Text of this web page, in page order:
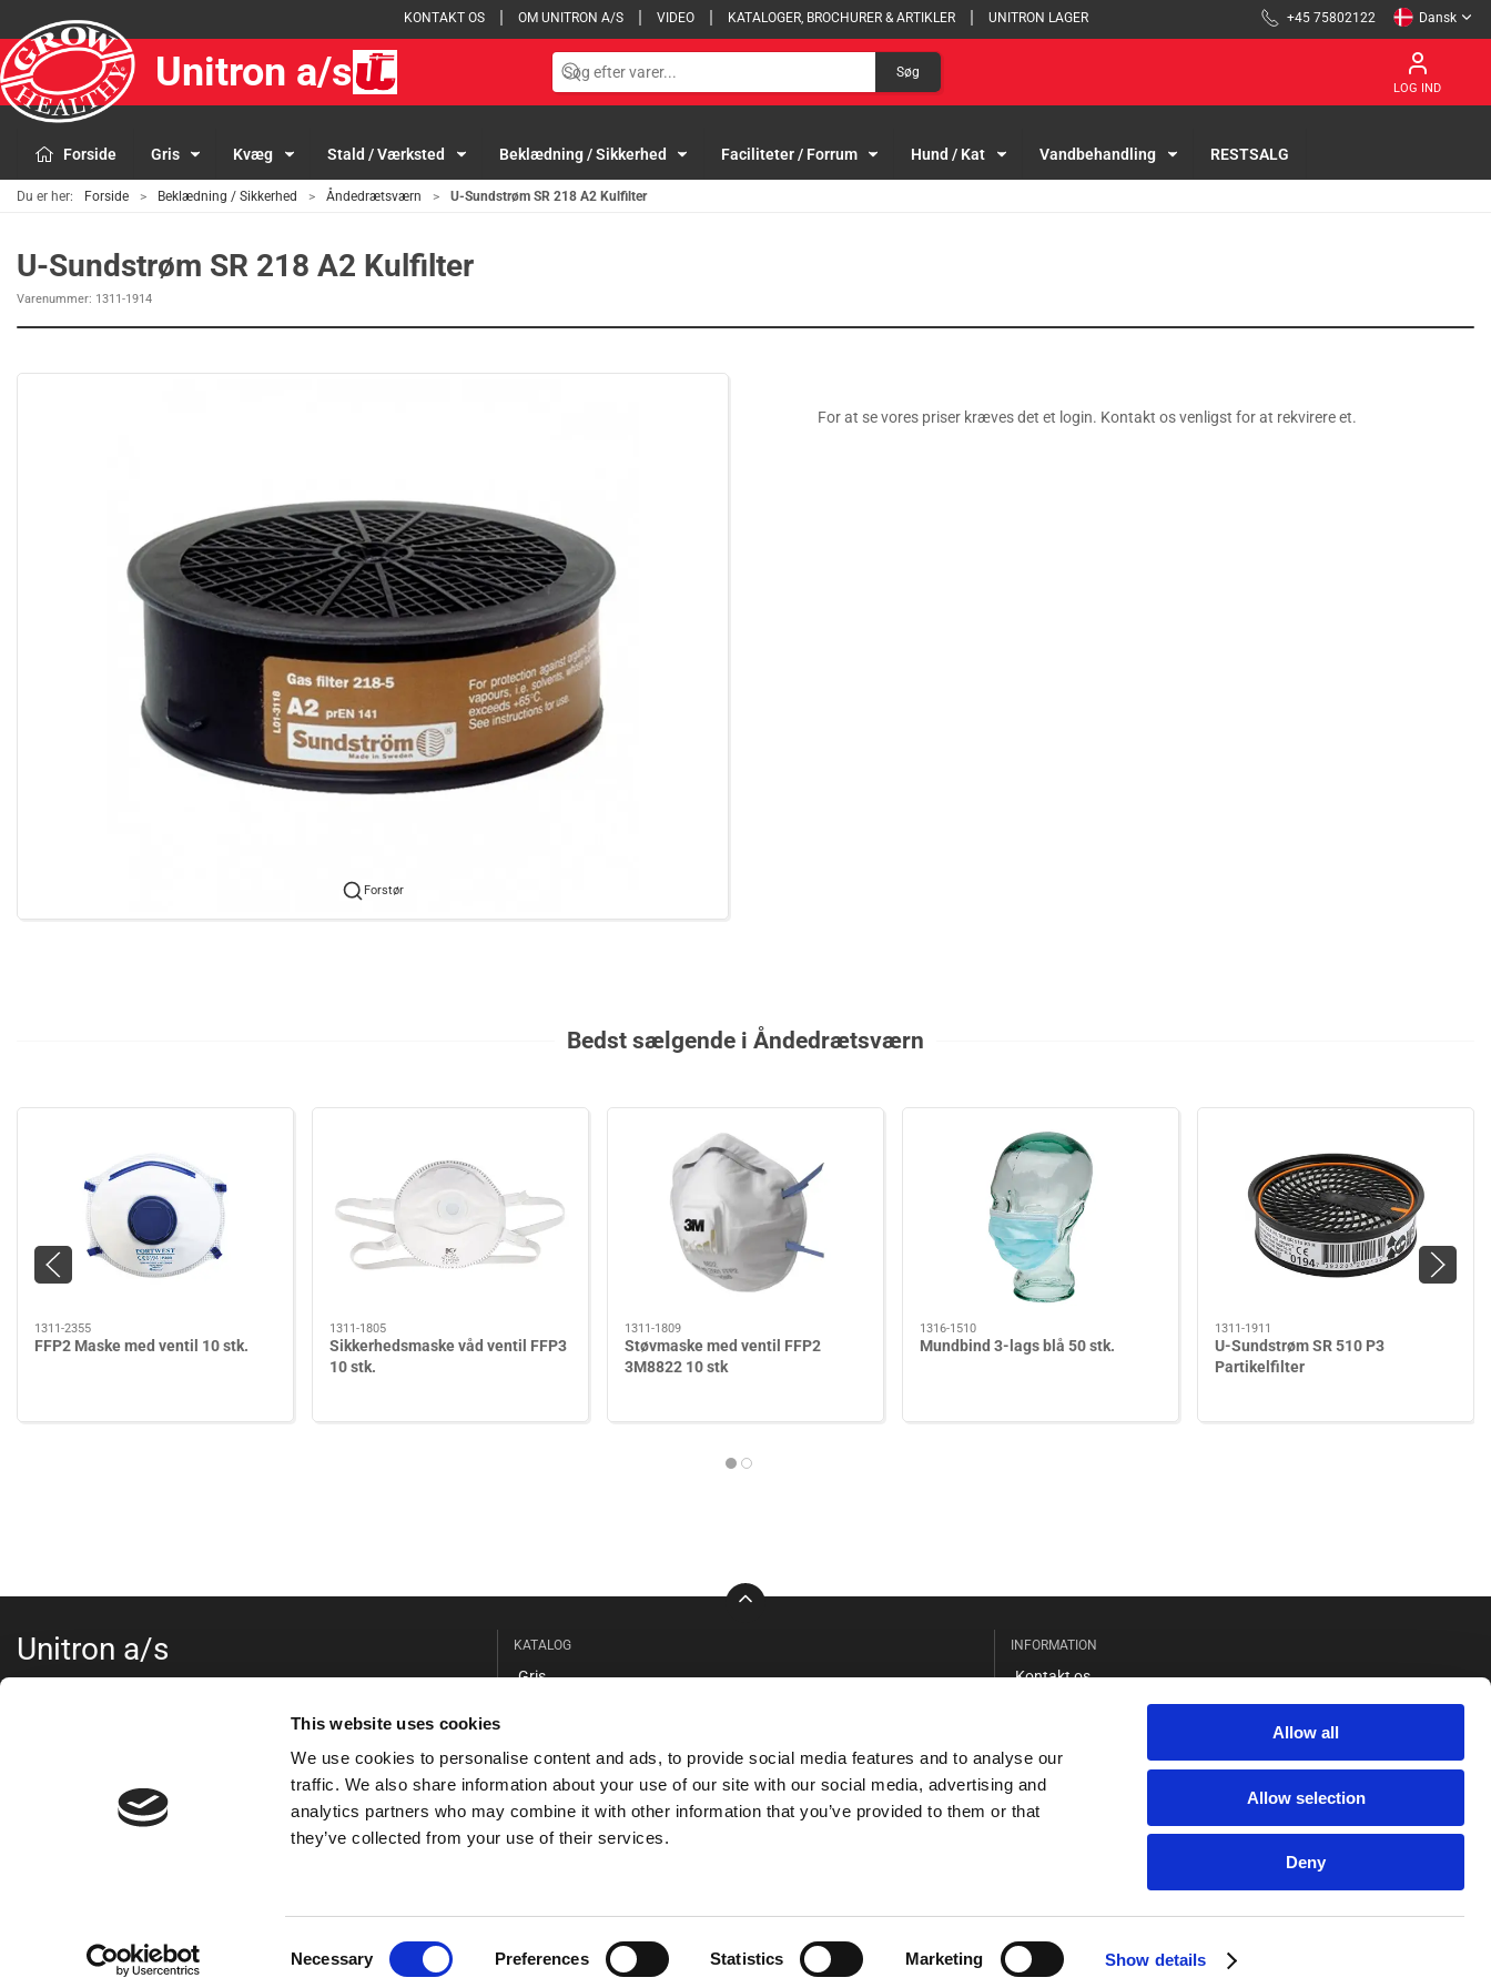
This website uses cookies
We use cookies to personalise content and ads, to provide social media features and to analyse our
traffic. We also share information about your use of our site with our social media, advertising and
analytics partners who may combine it with other information that you’ve provided to them or that
they’ve collected from your use of their services.
Necessary Preferences Statistics Marketing Show details
Allow all
Allow selection
Deny
KONTAKT OS OM UNITRON A/S VIDEO KATALOGER, BROCHURER & ARTIKLER UNITRON LAGER +45 75802122 Dansk
Unitron a/s Søg
LOG IND
Forside Gris Kvæg Stald / Værksted Beklædning / Sikkerhed Faciliteter / Forrum Hund / Kat Vandbehandling RESTSALG
Du er her: Forside Beklædning / Sikkerhed Åndedrætsværn U-Sundstrøm SR 218 A2 Kulfilter
U-Sundstrøm SR 218 A2 Kulfilter
Varenummer: 1311-1914
Forstør
For at se vores priser kræves det et login. Kontakt os venligst for at rekvirere et.
Bedst sælgende i Åndedrætsværn
1311-2355
FFP2 Maske med ventil 10 stk.
1311-1805
Sikkerhedsmaske våd ventil FFP3
10 stk.
1311-1809
Støvmaske med ventil FFP2
3M8822 10 stk
1316-1510
Mundbind 3-lags blå 50 stk.
1311-1911
U-Sundstrøm SR 510 P3
Partikelfilter
Unitron a/s KATALOG
Gris
Beklædning / Sikkerhed
Faciliteter / Forrum
Hund / Kat
INFORMATION
Kontakt os
Salgs- og leveringsbetingelser
© 2026 Unitron a/s Alle rettigheder forbeholdes